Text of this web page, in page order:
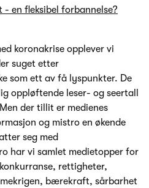
- en fleksibel forbannelse?
koronakrise opplever vi
suget etter
som ett av få lyspunkter. De
oppløftende leser- og seertall
der tillit er medienes
og mistro en økende
seg med
har vi samlet medietopper for
rettigheter,
bærekraft, sårbarhet